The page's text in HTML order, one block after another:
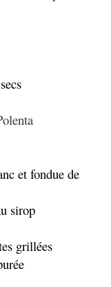
et fondue de
sirop
grillées